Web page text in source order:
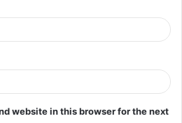
website in this browser for the next